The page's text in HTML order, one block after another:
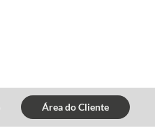
Área do Cliente